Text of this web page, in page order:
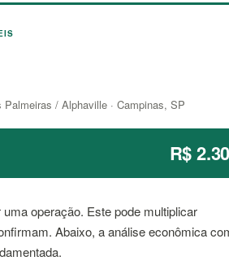
Palmeiras / Alphaville · Campinas, SP
R$
operação. Este pode multiplicar
Abaixo, a análise econômica